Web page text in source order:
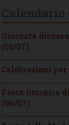
Giornata
(01/07)
Celebrazioni
Festa liturgica
(06/07)